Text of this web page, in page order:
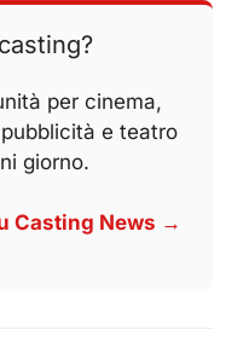
per cinema,
e teatro
giorno.
Casting News →